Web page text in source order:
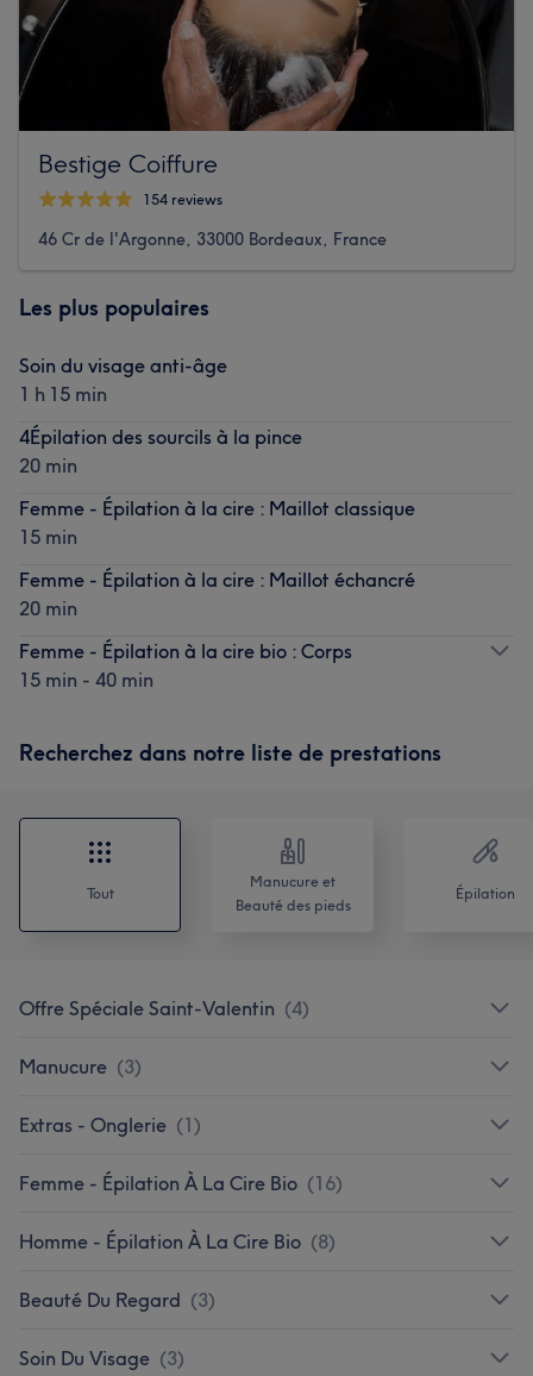
Bestige Coiffure
154 reviews
46 Cr de l'Argonne, 33000 Bordeaux, France
Les plus populaires
Soin du visage anti-âge
1 h 15 min
4Épilation des sourcils à la pince
20 min
Femme - Épilation à la cire : Maillot classique
15 min
Femme - Épilation à la cire : Maillot échancré
20 min
Femme - Épilation à la cire bio : Corps
15 min - 40 min
Recherchez dans notre liste de prestations
Tout
Manucure et
Beauté des pieds
Épilation
Offre Spéciale Saint-Valentin (4)
Manucure (3)
Extras - Onglerie (1)
Femme - Épilation À La Cire Bio (16)
Homme - Épilation À La Cire Bio (8)
Beauté Du Regard (3)
Soin Du Visage (3)